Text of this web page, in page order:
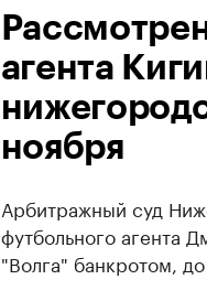
агента
ноября
Арбитражный суд
футбольного агента
"Волга" банкротом,